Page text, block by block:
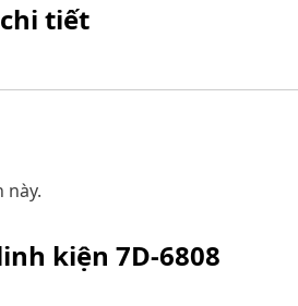
tiết
này.
kiện 7D-6808